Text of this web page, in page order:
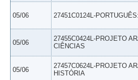
05/06 27451C0124L-
05/06
27455C0424L-PROJETO
CIÊNCIAS
05/06
27457C0624L-PROJETO
HISTÓRIA